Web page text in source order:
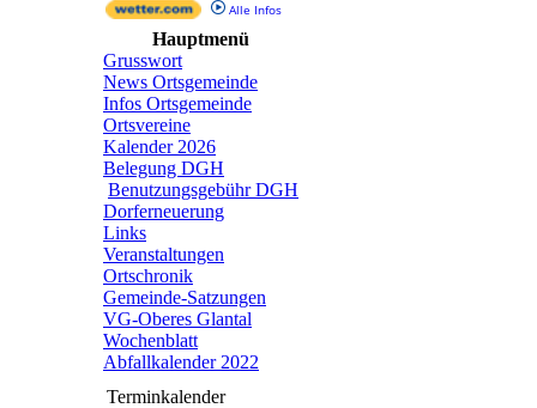
Alle Infos
Hauptmenü
Grusswort
News Ortsgemeinde
Infos Ortsgemeinde
Ortsvereine
Kalender 2026
Belegung DGH
Benutzungsgebühr DGH
Dorferneuerung
Links
Veranstaltungen
Ortschronik
Gemeinde-Satzungen
VG-Oberes Glantal
Wochenblatt
Abfallkalender 2022
Terminkalender